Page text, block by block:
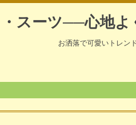
スーツ──心地よ
お洒落で可愛いトレン